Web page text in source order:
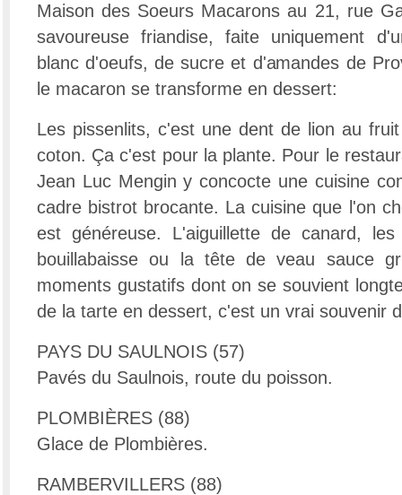
Maison des Soeurs Macarons au 21, rue
savoureuse friandise, faite uniquement
blanc d'oeufs, de sucre et d'amandes de
le macaron se transforme en dessert:
Les pissenlits, c'est une dent de lion au
coton. Ça c'est pour la plante. Pour le
Jean Luc Mengin y concocte une cuisine
cadre bistrot brocante. La cuisine que l'on
est généreuse. L'aiguillette de canard,
bouillabaisse ou la tête de veau sauce
moments gustatifs dont on se souvient
de la tarte en dessert, c'est un vrai souvenir
PAYS DU SAULNOIS (57)
Pavés du Saulnois, route du poisson.
PLOMBIÈRES (88)
Glace de Plombières.
RAMBERVILLERS (88)